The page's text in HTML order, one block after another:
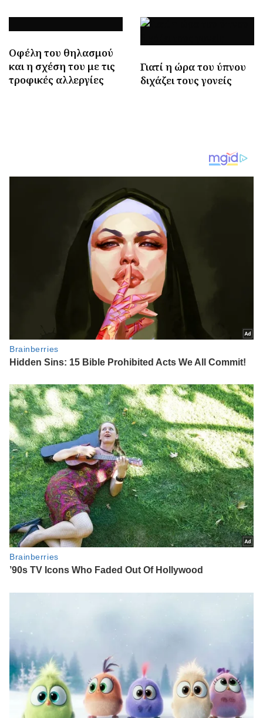
Οφέλη του θηλασμού
και η σχέση του με τις
τροφικές αλλεργίες
Γιατί η ώρα του ύπνου
διχάζει τους γονείς